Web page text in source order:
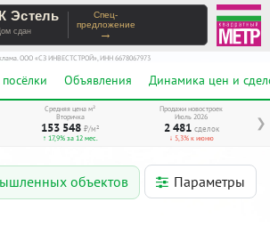
Эстель
сдан
Спец-
предложение
→
ООО «СЗ ИНВЕСТСТРОЙ», ИНН 6678067973
посёлки Объявления Динамика цен и
❯
Средняя цена м²
Вторичка
153 548 ₽/м²
↑ 17,9% за 12 мес.
Продажи новостроек
Июль 2026
2 481 сделок
↓ 5,3% к июню
объектов Параметры